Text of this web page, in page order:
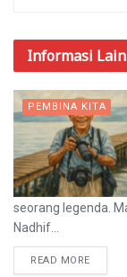
Informasi
PEMBINA KITA
seorang legenda.
Nadhif...
READ MORE